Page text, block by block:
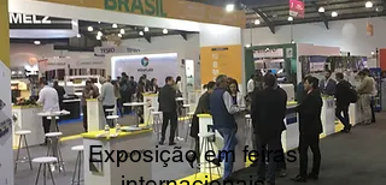
Exposição em feiras